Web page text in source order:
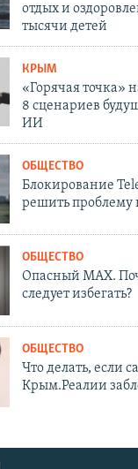
отдых и
тысячи детей
КРЫМ
«Горячая точка»
8 сценариев
ИИ
ОБЩЕСТВО
Блокирование
решить
ОБЩЕСТВО
Опасный MAX.
следует избегать?
ОБЩЕСТВО
Что делать, если
Крым.Реалии